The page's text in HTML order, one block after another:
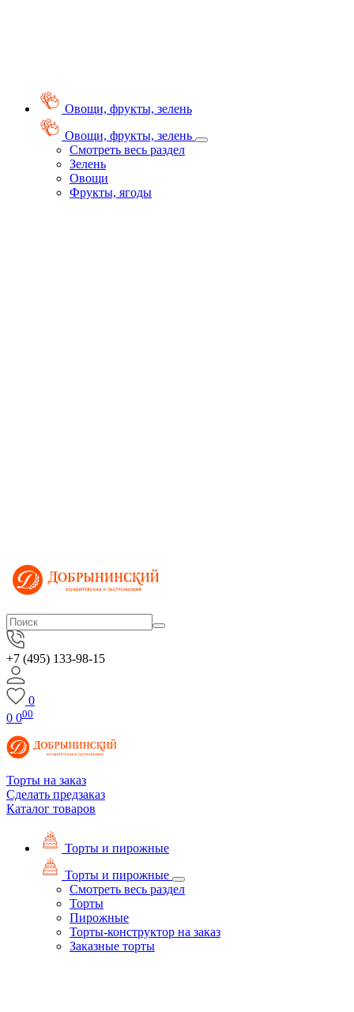
Овощи, фрукты, зелень
Овощи, фрукты, зелень
Смотреть весь раздел
Зелень
Овощи
Фрукты, ягоды
+7 (495) 133-98-15
0
0 000
Торты на заказ
Сделать предзаказ
Каталог товаров
Торты и пирожные
Торты и пирожные
Смотреть весь раздел
Торты
Пирожные
Торты-конструктор на заказ
Заказные торты